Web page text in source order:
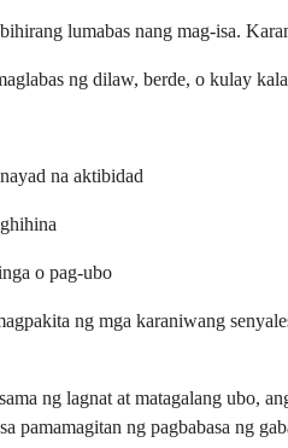
lumabas nang mag-isa.
ng dilaw, berde, o kulay
na aktibidad
o pag-ubo
ng mga karaniwang
ng lagnat at matagalang ubo,
pamamagitan ng pagbabasa ng